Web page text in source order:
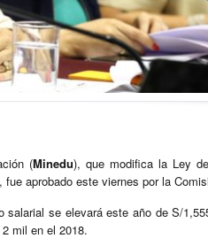
(Minedu), que modifica la Ley
fue aprobado este viernes por la
salarial se elevará este año de S/
mil en el 2018.